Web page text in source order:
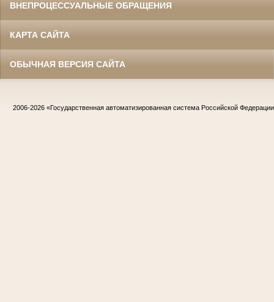
ВНЕПРОЦЕССУАЛЬНЫЕ ОБРАЩЕНИЯ
КАРТА САЙТА
ОБЫЧНАЯ ВЕРСИЯ САЙТА
2006-2026 «Государственная автоматизированная система Российской